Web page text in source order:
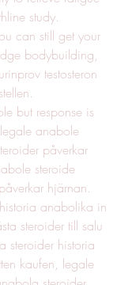
study.
can still get your
bodybuilding,
testosteron
but response is
anabole
påverkar
steroide
hjärnan.
anabolika in
steroider till salu
steroider historia
kaufen, legale